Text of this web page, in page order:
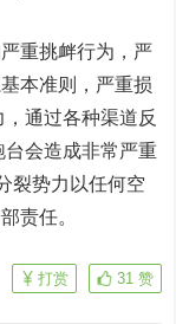
重挑衅行为，严
本准则，严重损
通过各种渠道反
会造成非常严重
裂势力以任何空
责任。
31 赞
打赏